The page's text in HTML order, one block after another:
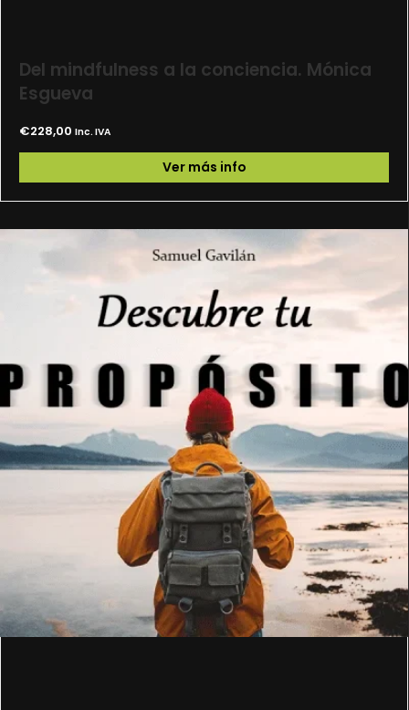
Del mindfulness a la conciencia. Mónica
Esgueva
€228,00 Inc. IVA
Ver más info